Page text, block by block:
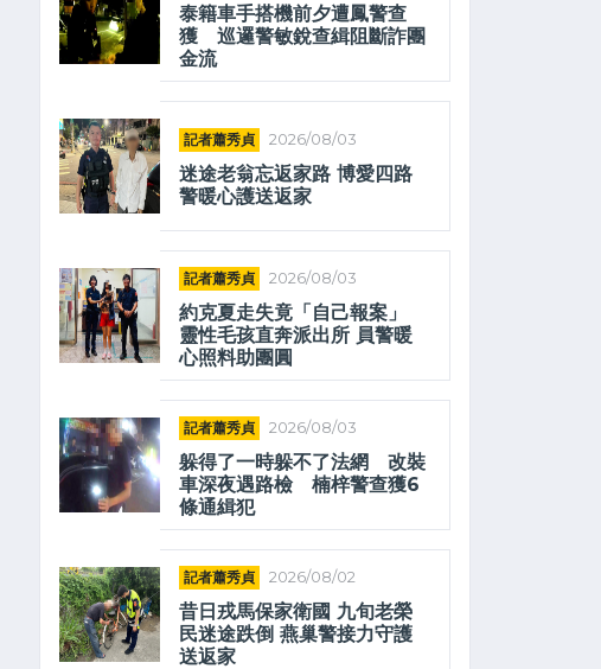
泰籍車手搭機前夕遭鳳警查
獲 巡邏警敏銳查緝阻斷詐團
金流
記者蕭秀貞 2026/08/03
迷途老翁忘返家路 博愛四路
警暖心護送返家
記者蕭秀貞 2026/08/03
約克夏走失竟「自己報案」
靈性毛孩直奔派出所 員警暖
心照料助團圓
記者蕭秀貞 2026/08/03
躲得了一時躲不了法網 改裝
車深夜遇路檢 楠梓警查獲6
條通緝犯
記者蕭秀貞 2026/08/02
昔日戎馬保家衛國 九旬老榮
民迷途跌倒 燕巢警接力守護
送返家